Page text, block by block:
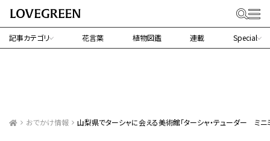
記事カテゴリ 花言葉 植物図鑑 連載 Special
おでかけ情報 山梨県でターシャに会える美術館「ターシャ・テューダー ミニ